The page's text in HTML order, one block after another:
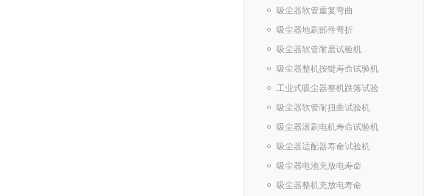
吸尘器软管重复弯曲
吸尘器地刷部件弯折
吸尘器软管耐磨试验机
吸尘器整机按键寿命试验机
工业式吸尘器整机跌落试验
吸尘器软管耐扭曲试验机
吸尘器滚刷电机寿命试验机
吸尘器适配器寿命试验机
吸尘器电池充放电寿命
吸尘器整机充放电寿命